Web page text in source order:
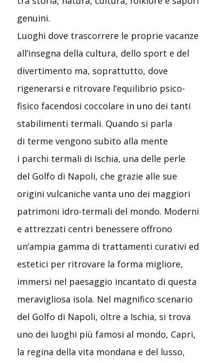
genuini.
Luoghi dove trascorrere le proprie vacanze
all’insegna della cultura, dello sport e del
divertimento ma, soprattutto, dove
rigenerarsi e ritrovare l’equilibrio psico-
fisico facendosi coccolare in uno dei tanti
stabilimenti termali. Quando si parla
di terme vengono subito alla mente
i parchi termali di Ischia, una delle perle
del Golfo di Napoli, che grazie alle sue
origini vulcaniche vanta uno dei maggiori
patrimoni idro-termali del mondo. Moderni
e attrezzati centri benessere offrono
un’ampia gamma di trattamenti curativi ed
estetici per ritrovare la forma migliore,
immersi nel paesaggio incantato di questa
meravigliosa isola. Nel magnifico scenario
del Golfo di Napoli, oltre a Ischia, si trova
uno dei luoghi più famosi al mondo, Capri,
la regina della vita mondana e del lusso,